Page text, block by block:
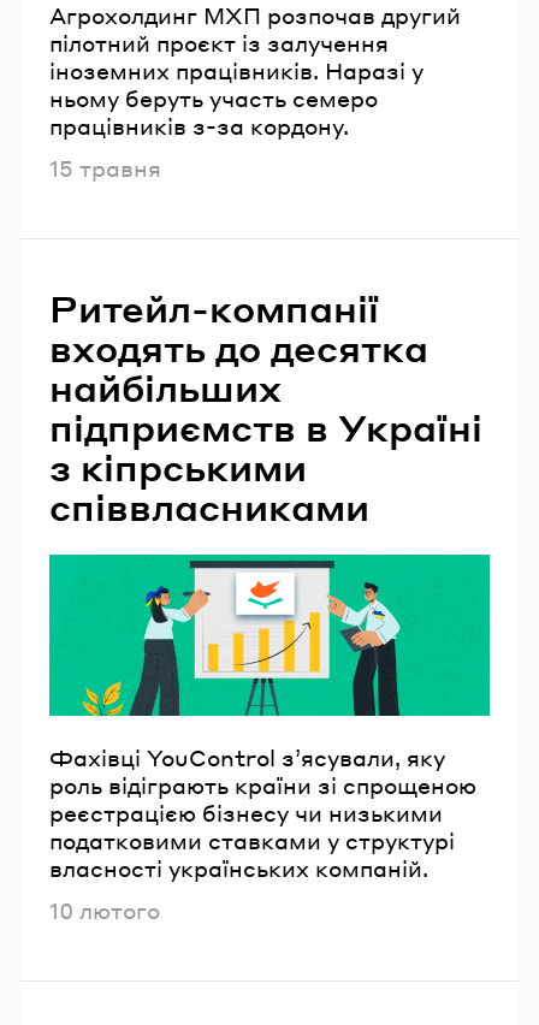
Агрохолдинг МХП розпочав другий
пілотний проєкт із залучення
іноземних працівників. Наразі у
ньому беруть участь семеро
працівників з-за кордону.
Опубліковано
15 травня
Ритейл-компанії
входять до десятка
найбільших
підприємств в Україні
з кіпрськими
співвласниками
Фахівці YouControl з’ясували, яку
роль відіграють країни зі спрощеною
реєстрацією бізнесу чи низькими
податковими ставками у структурі
власності українських компаній.
Опубліковано
10 лютого